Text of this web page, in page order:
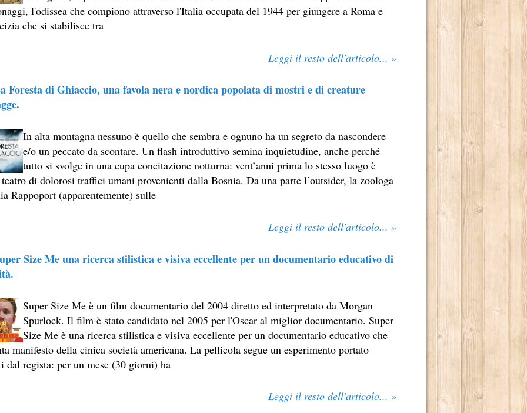
ECONOMICO E NEL SOGNO DI DOMINIO DELLA CAMORRA.
STATI UTILIZZATI 40 MILIONI DI INSETTI APPOSITAMENTE ALLEVATI.
NELLA CULTURA CONTEMPORANEA.
II: THE DARK SECRET – RHAPSODY OF FIRE.
(2A PARTE).
(1A PARTE).
RACCOMANDATI SE TI PIACCIONO NEL MESE DI LUGLIO 2013.
THRILLER E SUSPENSE A CUI FA DA SFONDO IL RETROSCENA DELLA POLITICA (1A STAGIONE).
THRILLER E SUSPENSE A CUI FA DA SFONDO IL RETROSCENA DELLA POLITICA (2A STAGIONE).
RACCOMANDATI SE TI PIACCIONO NEL MESE DI SETTEMBRE 2013.
RACCOMANDATI SE TI PIACCIONO NEL MESE DI DICEMBRE 2013.
MARTIN SCORSESE
UN MONDO MIGLIORE.
DI DAVID LYNCH
UN THRILLER CLASSICO
l'odissea che compiono attraverso l'Italia occupata del 1944 per giungere a Roma e
che si stabilisce tra
Leggi il resto dell'articolo... »
Foresta di Ghiaccio, una favola nera e nordica popolata di mostri e di creature
In alta montagna nessuno è quello che sembra e ognuno ha un segreto da nascondere
e/o un peccato da scontare. Un flash introduttivo semina inquietudine, anche perché
tutto si svolge in una cupa concitazione notturna: vent’anni prima lo stesso luogo è
teatro di dolorosi traffici umani provenienti dalla Bosnia. Da una parte l’outsider, la zoologa
Rappoport (apparentemente) sulle
Leggi il resto dell'articolo... »
Size Me una ricerca stilistica e visiva eccellente per un documentario educativo di
Super Size Me è un film documentario del 2004 diretto ed interpretato da Morgan
Spurlock. Il film è stato candidato nel 2005 per l'Oscar al miglior documentario. Super
Size Me è una ricerca stilistica e visiva eccellente per un documentario educativo che
manifesto della cinica società americana. La pellicola segue un esperimento portato
dal regista: per un mese (30 giorni) ha
Leggi il resto dell'articolo... »